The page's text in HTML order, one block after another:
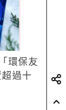
環保友
過十